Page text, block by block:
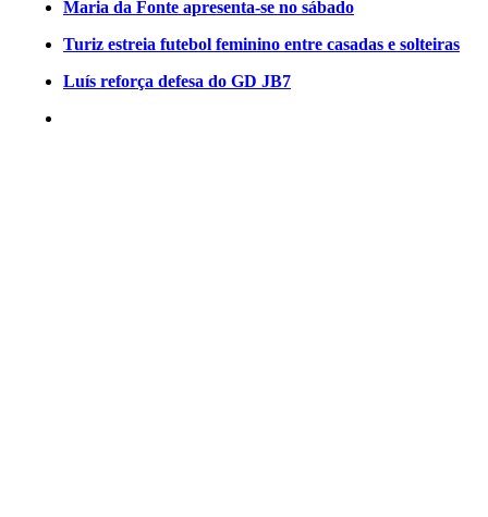
Maria da Fonte apresenta-se no sábado
Turiz estreia futebol feminino entre casadas e solteiras
Luís reforça defesa do GD JB7